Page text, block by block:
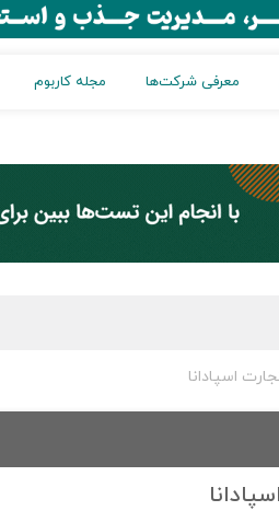
معرفی شرکت‌ها مجله کاربوم
اسپادانا